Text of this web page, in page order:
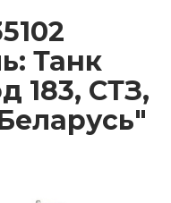
Танк
183, СТЗ,